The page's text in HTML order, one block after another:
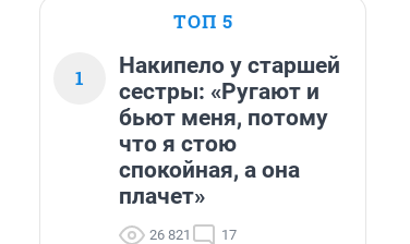
ТОП 5
1
Накипело у старшей
сестры: «Ругают и
бьют меня, потому
что я стою
спокойная, а она
плачет»
26 821 17